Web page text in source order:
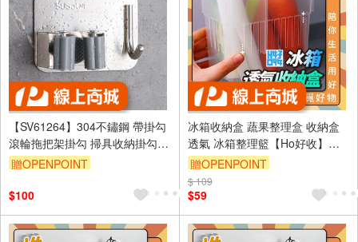
【SV61264】304不鏽鋼 帶掛勾
滾輪拖把架掛勾 掃具收納掛勾架
免打孔 居家廚房浴室收納架 附
贈OPENPOINT
$100
冰箱收納盒 蔬果整理盒 收納盒
透氣 冰箱整理籃【Ho好收】
【Ho覓好物】冰箱整理盒 置物
籃 冰箱置物盒 廚房收納架
贈OPENPOINT
$ 109
$59